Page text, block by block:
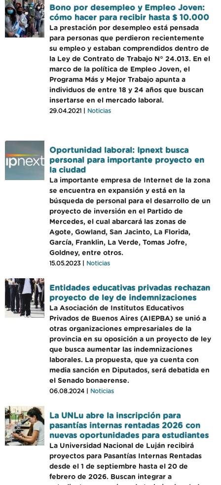
Bono por desempleo y Empleo Joven:
cómo hacer para recibir hasta $ 10.000
La prestación por desempleo está pensada
para personas que perdieron recientemente
su empleo y estaban comprendidos dentro de
la Ley de Contrato de Trabajo N° 24.013. En el
marco de la política de Empleo Joven, el
Programa Más y Mejor Trabajo apunta a
individuos de entre 18 y 24 años que buscan
insertarse en el mercado laboral.
29.04.2021 | Noticias
Oportunidad laboral: Ipnext busca
personal para importante proyecto en
la ciudad
La importante empresa de Internet de la zona
se encuentra en expansión y está en la
búsqueda de personal para el desarrollo de un
proyecto de inversión en el Partido de
Mercedes, el cual abarcará las zonas de
Agote, Gowland, San Jacinto, La Florida,
García, Franklin, La Verde, Tomas Jofre,
Goldney, entre otros.
15.05.2023 | Noticias
Entidades educativas privadas rechazan
proyecto de ley de indemnizaciones
La Asociación de Institutos Educativos
Privados de Buenos Aires (AIEPBA) se unió a
otras organizaciones empresariales de la
provincia en su oposición a un proyecto de ley
que busca aumentar las indemnizaciones
laborales. La propuesta, que ya cuenta con
media sanción en Diputados, será debatida en
el Senado bonaerense.
06.08.2024 | Noticias
La UNLu abre la inscripción para
pasantías internas rentadas 2026 con
nuevas oportunidades para estudiantes
La Universidad Nacional de Luján recibirá
proyectos para Pasantías Internas Rentadas
desde el 1 de septiembre hasta el 20 de
febrero de 2026. Buscan integrar a